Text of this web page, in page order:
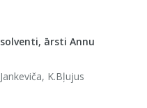
ārsti Annu
K.Bļujus